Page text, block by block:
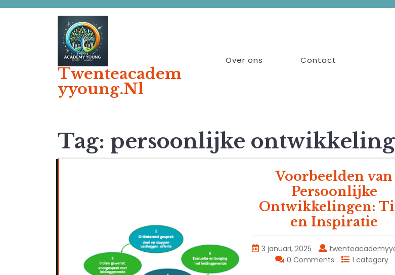
Twenteacadem
Yyoung.nl
Over ons Contact
Tag: persoonlijke
Voorbeelden van
Persoonlijke
Ontwikkelingen:
en Inspiratie
3 januari, 2025
0 Comments
1 category